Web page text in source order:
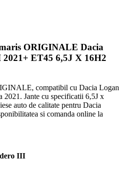
ORIGINALE Dacia
ET45 6,5J X 16H2
compatibil cu Dacia Logan
2021. Jante cu specificatii 6,5J x
auto de calitate pentru Dacia
si comanda online la
III